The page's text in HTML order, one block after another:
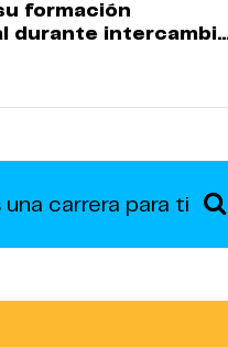
formación
durante
una carrera para ti